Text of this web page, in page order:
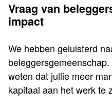
Vraag van
impact
We hebben geluisterd
weten dat jullie meer
kapitaal aan het werk te